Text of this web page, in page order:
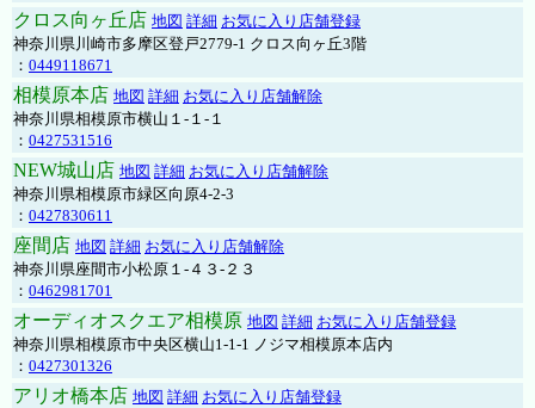
クロス向ヶ丘店 地図 詳細 お気に入り店舗登録
神奈川県川崎市多摩区登戸2779-1 クロス向ヶ丘3階
： 0449118671
相模原本店 地図 詳細 お気に入り店舗解除
神奈川県相模原市横山１-１-１
： 0427531516
NEW城山店 地図 詳細 お気に入り店舗解除
神奈川県相模原市緑区向原4-2-3
： 0427830611
座間店 地図 詳細 お気に入り店舗解除
神奈川県座間市小松原１-４３-２３
： 0462981701
オーディオスクエア相模原 地図 詳細 お気に入り店舗登録
神奈川県相模原市中央区横山1-1-1 ノジマ相模原本店内
： 0427301326
アリオ橋本店 地図 詳細 お気に入り店舗登録